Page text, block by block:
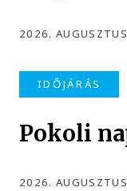
2026.
IDŐJÁRÁS
Pokoli
2026.